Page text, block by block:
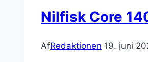
180
bar
hjemmet
Nilfisk Core
AfRedaktionen 19. juni